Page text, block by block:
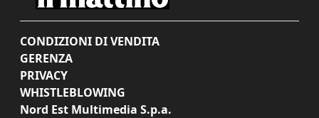
CONDIZIONI DI VENDITA
GERENZA
PRIVACY
WHISTLEBLOWING
Nord Est Multimedia S.p.a.